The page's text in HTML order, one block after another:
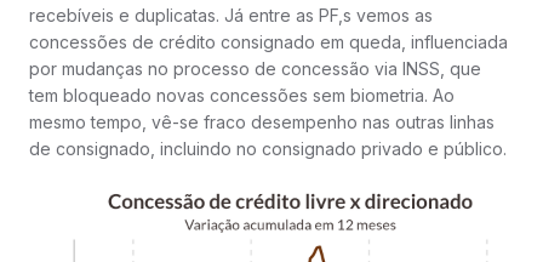
recebíveis e duplicatas. Já entre as PF,s vemos as
concessões de crédito consignado em queda, influenciada
por mudanças no processo de concessão via INSS, que
tem bloqueado novas concessões sem biometria. Ao
mesmo tempo, vê-se fraco desempenho nas outras linhas
de consignado, incluindo no consignado privado e público.